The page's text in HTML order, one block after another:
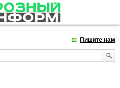
Пишите нам